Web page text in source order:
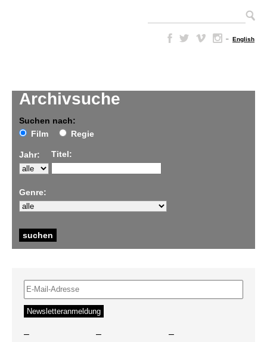
– English
Archivsuche
Suchen nach:
Film
Regie
Jahr: Titel:
Genre:
– – –